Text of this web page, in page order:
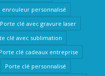
enrouleur personnalisé
Porte clé avec gravure laser
clé avec sublimation
Porte clé cadeaux entreprise
Porte clé personnalisé